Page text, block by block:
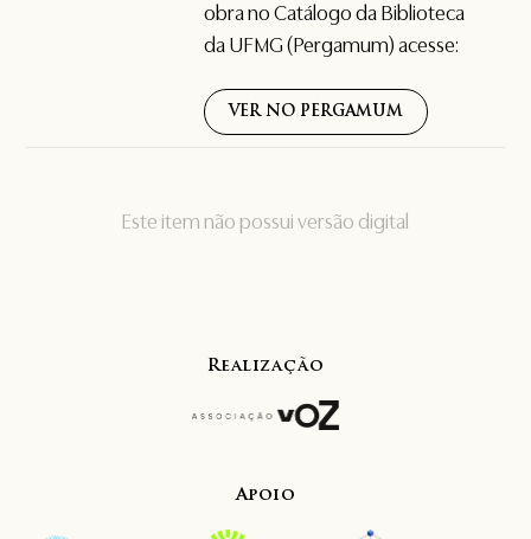
Este item não possui versão digital
obra no Catálogo da Biblioteca
da UFMG (Pergamum) acesse:
VER NO PERGAMUM
Realização
Apoio